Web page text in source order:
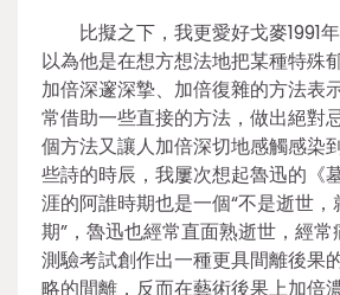
比擬之下，我更愛好戈麥1991
以為他是在想方想法地把某種特殊
加倍深邃深摯、加倍復雜的方法表
常借助一些直接的方法，做出絕對
個方法又讓人加倍深切地感觸感染
些詩的時辰，我屢次想起魯迅的《
涯的阿誰時期也是一個“不是逝世，
期”，魯迅也經常直面熟逝世，經
測驗考試創作出一種更具間離後果
略的間離，反而在藝術後果上加倍